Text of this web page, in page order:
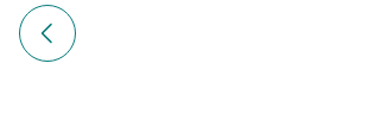
Navigation
de
Article précédent Comment éloigner le